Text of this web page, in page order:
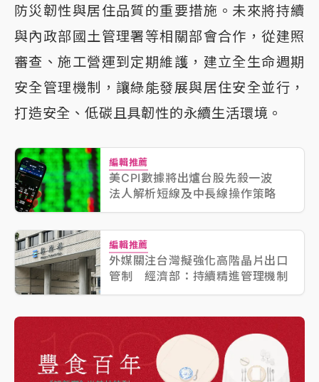
防災韌性與居住品質的重要措施。未來將持續
與內政部國土管理署等相關部會合作，從建照
審查、施工營運到定期維護，建立全生命週期
安全管理機制，讓綠能發展與居住安全並行，
打造安全、低碳且具韌性的永續生活環境。
編輯推薦
美CPI數據將出爐台股先殺一波
法人解析短線及中長線操作策略
編輯推薦
外媒關注台灣擬強化高階晶片出口
管制 經濟部：持續精進管理機制